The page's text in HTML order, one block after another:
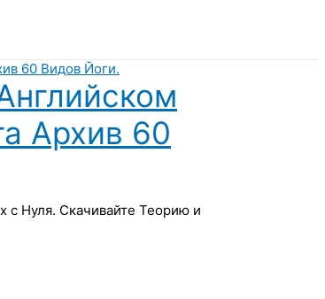
Архив 60
с Нуля. Скачивайте Теорию и